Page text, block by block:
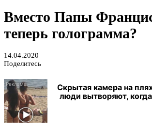
Вместо Папы
теперь голограмма?
14.04.2020
Поделитесь
Скрытая камера на
люди вытворяют,